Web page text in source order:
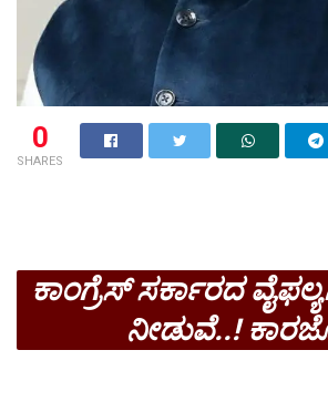
0
SHARES
ಕಾಂಗ್ರೆಸ್ ಸರ್ಕಾರದ
ನೀಡುವೆ..!